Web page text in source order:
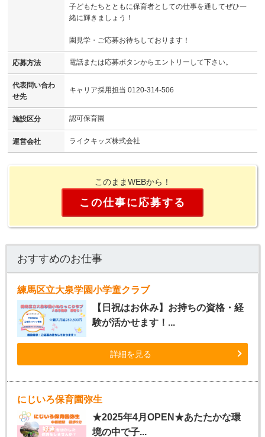
子どもたちとともに保育者としての仕事を通してぜひ一
緒に輝きましょう！
園見学・ご応募お待ちしております！
応募方法 電話または応募ボタンからエントリーして下さい。
代表問い合わ
せ先
キャリア採用担当 0120-314-506
施設区分 認可保育園
運営会社 ライクキッズ株式会社
このままWEBから！
この仕事に応募する
おすすめのお仕事
練馬区立大泉学園小学童クラブ
【日祝はお休み】お持ちの資格・経
験が活かせます！...
詳細を見る
にじいろ保育園弥生
★2025年4月OPEN★あたたかな環
境の中で子...